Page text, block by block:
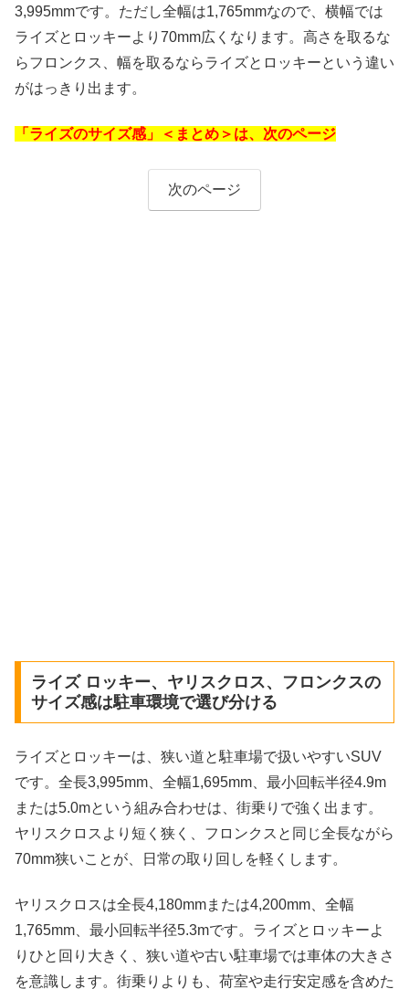
3,995mmです。ただし全幅は1,765mmなので、横幅では
ライズとロッキーより70mm広くなります。高さを取るな
らフロンクス、幅を取るならライズとロッキーという違い
がはっきり出ます。
「ライズのサイズ感」＜まとめ＞は、次のページ
次のページ
ライズ ロッキー、ヤリスクロス、フロンクスの
サイズ感は駐車環境で選び分ける
ライズとロッキーは、狭い道と駐車場で扱いやすいSUV
です。全長3,995mm、全幅1,695mm、最小回転半径4.9m
または5.0mという組み合わせは、街乗りで強く出ます。
ヤリスクロスより短く狭く、フロンクスと同じ全長ながら
70mm狭いことが、日常の取り回しを軽くします。
ヤリスクロスは全長4,180mmまたは4,200mm、全幅
1,765mm、最小回転半径5.3mです。ライズとロッキーよ
りひと回り大きく、狭い道や古い駐車場では車体の大きさ
を意識します。街乗りよりも、荷室や走行安定感を含めた